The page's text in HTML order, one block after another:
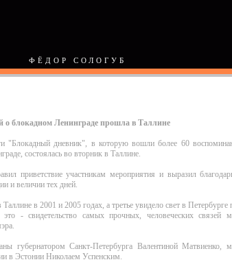
ФЁДОР СОЛОГУБ
о блокадном Ленинграде прошла в Таллине
"Блокадный дневник", в которую вошли более 60
состоялась во вторник в Таллине.
приветствие участникам мероприятия и выразил
и величии тех дней.
в 2001 и 2005 годах, а третье увидело свет в Петербурге
- свидетельство самых прочных, человеческих связей
губернатором Санкт-Петербурга Валентиной Матвиенко,
в Эстонии Николаем Успенским.